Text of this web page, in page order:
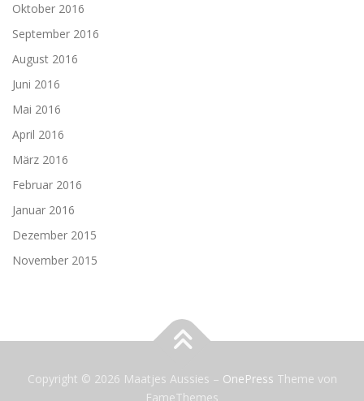
Oktober 2016
September 2016
August 2016
Juni 2016
Mai 2016
April 2016
März 2016
Februar 2016
Januar 2016
Dezember 2015
November 2015
Copyright © 2026 Maatjes Aussies – OnePress Theme von
FameThemes